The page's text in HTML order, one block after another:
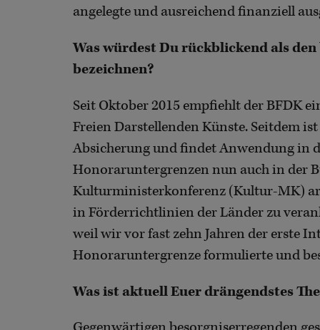
angelegte und ausreichend finanziell
Was würdest Du rückblickend als
bezeichnen?
Seit Oktober 2015 empfiehlt der BFDK
Freien Darstellenden Künste. Seitdem
Absicherung und findet Anwendung in
Honoraruntergrenzen nun auch in der
Kulturministerkonferenz (Kultur-MK)
in Förderrichtlinien der Länder zu
weil wir vor fast zehn Jahren der erste
Honoraruntergrenze formulierte und
Was ist aktuell Euer drängendstes